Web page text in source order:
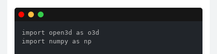
import open3d as o3d
import numpy as np